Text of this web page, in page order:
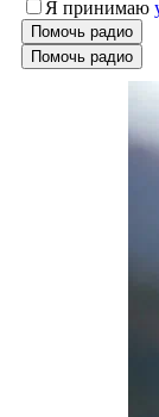
Я принимаю
Помочь радио
Помочь радио